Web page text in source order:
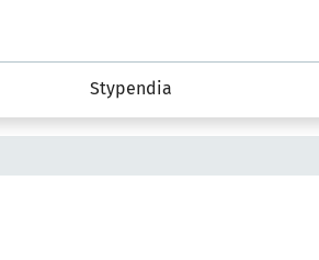
Kultura
Stypendia